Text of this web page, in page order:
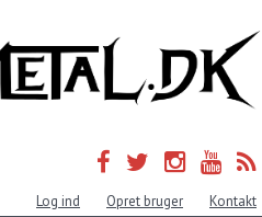
Log ind Opret bruger Kontakt